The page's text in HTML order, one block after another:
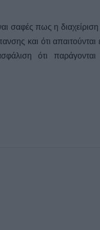
σαφές πως η
και ότι απαιτούνται
ότι